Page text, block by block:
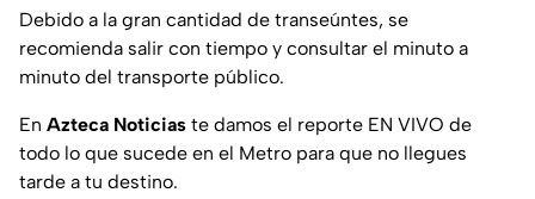
Debido a la gran cantidad de transeúntes, se
recomienda salir con tiempo y consultar el minuto a
minuto del transporte público.
En Azteca Noticias te damos el reporte EN VIVO de
todo lo que sucede en el Metro para que no llegues
tarde a tu destino.